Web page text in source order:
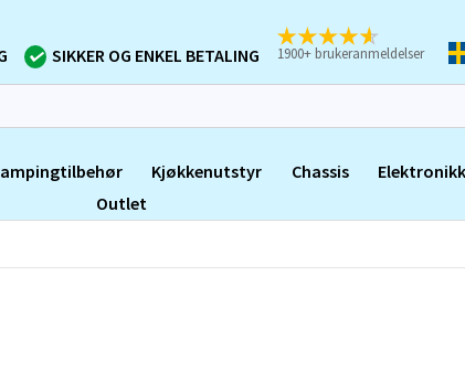
SIKKER OG ENKEL BETALING 1900+ brukeranmeldelser
Kjøkkenutstyr Chassis Elektronikk
Outlet